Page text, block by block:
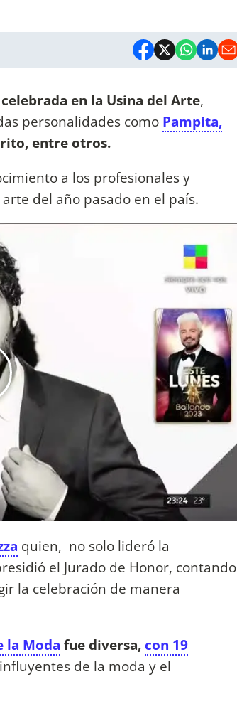
en la Usina del Arte,
personalidades como Pampita,
entre otros.
a los profesionales y
del año pasado en el país.
quien, no solo lideró la
el Jurado de Honor, contando
la celebración de manera
la Moda fue diversa, con 19
de la moda y el